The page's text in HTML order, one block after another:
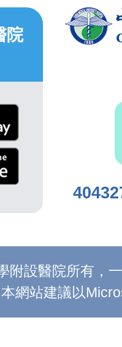
院
設醫院所有，
網站建議以